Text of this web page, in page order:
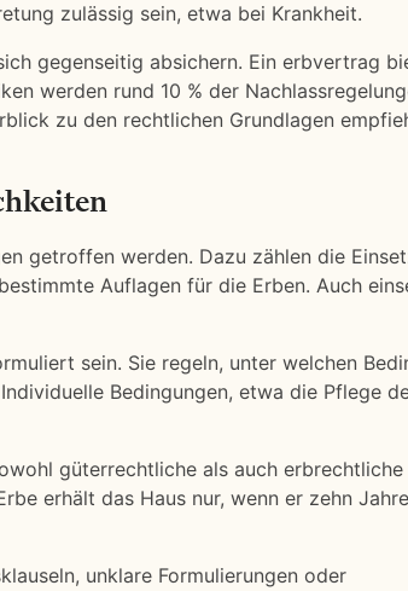
zulässig sein, etwa bei Krankheit.
gegenseitig absichern. Ein erbvertrag
werden rund 10 % der
zu den rechtlichen Grundlagen
getroffen werden. Dazu zählen die
Auflagen für die Erben. Auch
sein. Sie regeln, unter welchen
Bedingungen, etwa die Pflege
güterrechtliche als auch
erhält das Haus nur, wenn er zehn
unklare Formulierungen oder